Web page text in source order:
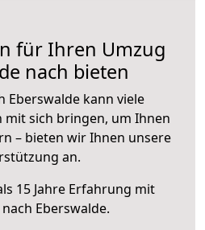
für Ihren Umzug
nach bieten
Eberswalde kann viele
sich bringen, um Ihnen
– bieten wir Ihnen unsere
an.
15 Jahre Erfahrung mit
Eberswalde.